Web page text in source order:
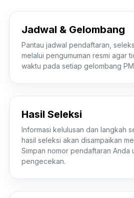
Jadwal & Gelombang
Pantau jadwal pendaftaran,
melalui pengumuman resmi agar
waktu pada setiap gelombang
Hasil Seleksi
Informasi kelulusan dan langkah
hasil seleksi akan disampaikan
Simpan nomor pendaftaran Anda
pengecekan.